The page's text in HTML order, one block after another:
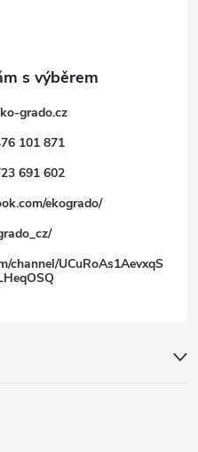
grado.cz
101 871
691 602
ekogrado/
channel/UCuRoAs1AevxqS